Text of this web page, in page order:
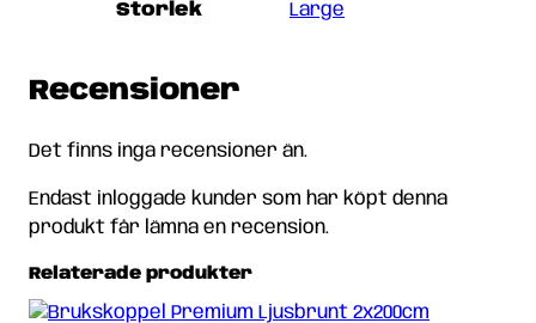
Storlek Large
Recensioner
Det finns inga recensioner än.
Endast inloggade kunder som har köpt denna
produkt får lämna en recension.
Relaterade produkter